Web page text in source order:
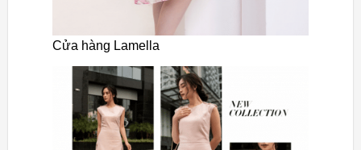
Cửa hàng Lamella